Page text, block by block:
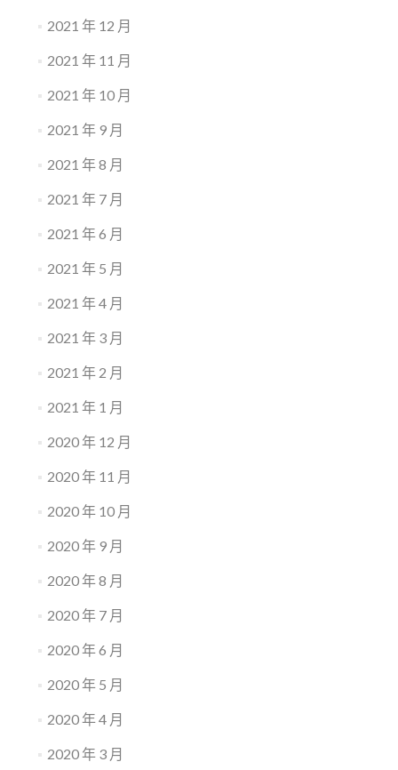
2021 年 12 月
2021 年 11 月
2021 年 10 月
2021 年 9 月
2021 年 8 月
2021 年 7 月
2021 年 6 月
2021 年 5 月
2021 年 4 月
2021 年 3 月
2021 年 2 月
2021 年 1 月
2020 年 12 月
2020 年 11 月
2020 年 10 月
2020 年 9 月
2020 年 8 月
2020 年 7 月
2020 年 6 月
2020 年 5 月
2020 年 4 月
2020 年 3 月